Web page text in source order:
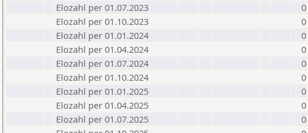
Elozahl per 01.07.2023
0
Elozahl per 01.10.2023
0
Elozahl per 01.01.2024
0
Elozahl per 01.04.2024
0
Elozahl per 01.07.2024
0
Elozahl per 01.10.2024
0
Elozahl per 01.01.2025
0
Elozahl per 01.04.2025
0
Elozahl per 01.07.2025
0